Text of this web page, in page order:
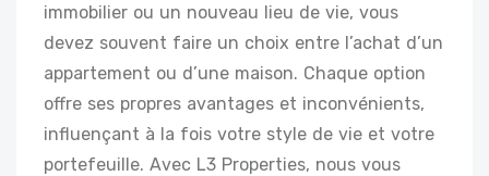
immobilier ou un nouveau lieu de vie, vous
devez souvent faire un choix entre l’achat d’un
appartement ou d’une maison. Chaque option
offre ses propres avantages et inconvénients,
influençant à la fois votre style de vie et votre
portefeuille. Avec L3 Properties, nous vous